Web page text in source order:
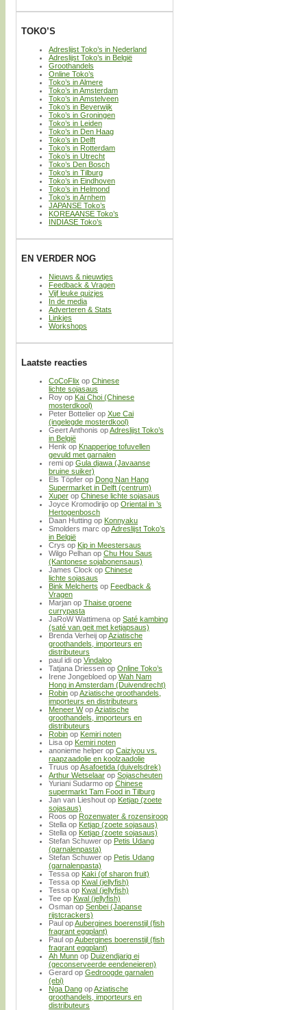
TOKO’S
Adreslijst Toko’s in Nederland
Adreslijst Toko’s in België
Groothandels
Online Toko’s
Toko’s in Almere
Toko’s in Amsterdam
Toko’s in Amstelveen
Toko’s in Beverwijk
Toko’s in Groningen
Toko’s in Leiden
Toko’s in Den Haag
Toko’s in Delft
Toko’s in Rotterdam
Toko’s in Utrecht
Toko’s Den Bosch
Toko’s in Tilburg
Toko’s in Eindhoven
Toko’s in Helmond
Toko’s in Arnhem
JAPANSE Toko’s
KOREAANSE Toko’s
INDIASE Toko’s
EN VERDER NOG
Nieuws & nieuwtjes
Feedback & Vragen
Vijf leuke quizjes
In de media
Adverteren & Stats
Linkjes
Workshops
Laatste reacties
CoCoFlix op Chinese
lichte sojasaus
Roy op Kai Choi (Chinese
mosterdkool)
Peter Bottelier op Xue Cai
(ingelegde mosterdkool)
Geert Anthonis opAdreslijst Toko’s
in België
Henk op Knapperige tofuvellen
gevuld met garnalen
remi op Gula djawa (Javaanse
bruine suiker)
Els Töpfer op Dong Nan Hang
Supermarket in Delft (centrum)
Xuper op Chinese lichte sojasaus
Joyce Kromodirijo op Oriental in ’s
Hertogenbosch
Daan Hutting op Konnyaku
Smolders marc opAdreslijst Toko’s
in België
Crys op Kip in Meestersaus
Wilgo Pelhan op Chu Hou Saus
(Kantonese sojabonensaus)
James Clock op Chinese
lichte sojasaus
Bink Melcherts op Feedback &
Vragen
Marjan op Thaise groene
currypasta
JaRoW Wattimena op Saté kambing
(saté van geit met ketjapsaus)
Brenda Verheij opAziatische
groothandels, importeurs en
distributeurs
paul idi op Vindaloo
Tatjana Driessen op Online Toko’s
Irene Jongebloed op Wah Nam
Hong in Amsterdam (Duivendrecht)
Robin opAziatische groothandels,
importeurs en distributeurs
Meneer WopAziatische
groothandels, importeurs en
distributeurs
Robin op Kemiri noten
Lisa op Kemiri noten
anonieme helper op Caiziyou vs.
raapzaadolie en koolzaadolie
Truus opAsafoetida (duivelsdrek)
Arthur Wetselaar op Sojascheuten
Yuriani Sudarmo op Chinese
supermarkt Tam Food in Tilburg
Jan van Lieshout op Ketjap (zoete
sojasaus)
Roos op Rozenwater & rozensiroop
Stella op Ketjap (zoete sojasaus)
Stella op Ketjap (zoete sojasaus)
Stefan Schuwer op Petis Udang
(garnalenpasta)
Stefan Schuwer op Petis Udang
(garnalenpasta)
Tessa op Kaki (of sharon fruit)
Tessa op Kwal (jellyfish)
Tessa op Kwal (jellyfish)
Tee op Kwal (jellyfish)
Osman op Senbei (Japanse
rijstcrackers)
Paul opAubergines boerenstijl (fish
fragrant eggplant)
Paul opAubergines boerenstijl (fish
fragrant eggplant)
Ah Munn op Duizendjarig ei
(geconserveerde eendeneieren)
Gerard op Gedroogde garnalen
(ebi)
Nga Dang opAziatische
groothandels, importeurs en
distributeurs